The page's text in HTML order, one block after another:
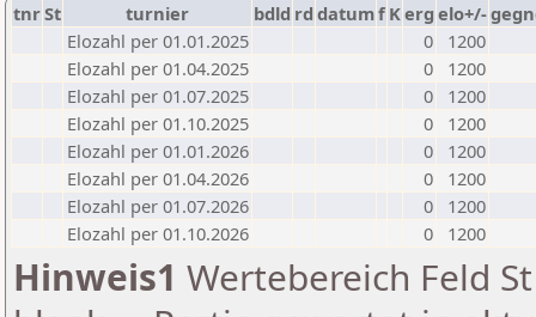
tnrSt turnier bdld rd datumf Kerg elo+/-
Elozahl per 01.01.2025
0
1200
Elozahl per 01.04.2025
0
1200
Elozahl per 01.07.2025
0
1200
Elozahl per 01.10.2025
0
1200
Elozahl per 01.01.2026
0
1200
Elozahl per 01.04.2026
0
1200
Elozahl per 01.07.2026
0
1200
Elozahl per 01.10.2026
0 1200
Hinweis1 Wertebereich Feld